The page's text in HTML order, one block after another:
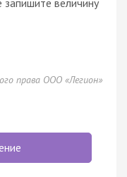
права ООО «Легион»